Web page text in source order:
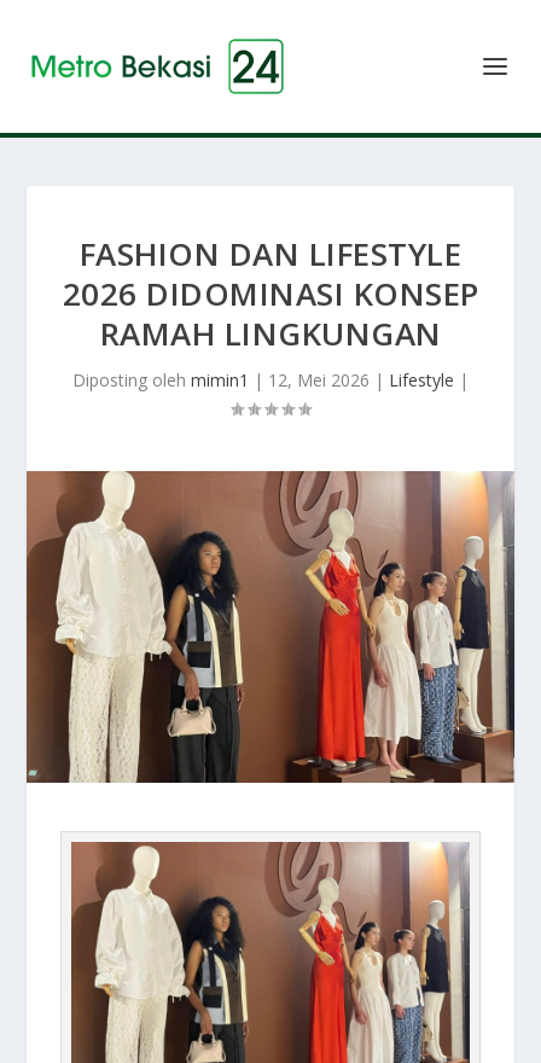
FASHION DAN LIFESTYLE
2026 DIDOMINASI KONSEP
RAMAH LINGKUNGAN
Diposting oleh mimin1 | 12, Mei 2026 | Lifestyle |